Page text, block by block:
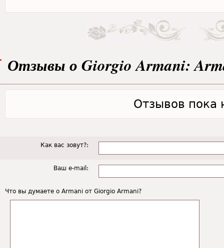
Отзывы о Giorgio Armani:
Отзывов пока
Как вас зовут?:
Ваш e-mail:
Что вы думаете о Armani от Giorgio Armani?